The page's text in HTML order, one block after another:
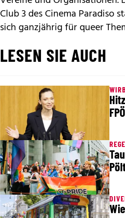
Club 3 des Cinema Paradiso
sich ganzjährig für queer
LESEN SIE AUCH
FPÖ